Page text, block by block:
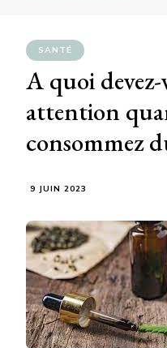
SANTÉ
A quoi
attention
consommez
9 JUIN 2023